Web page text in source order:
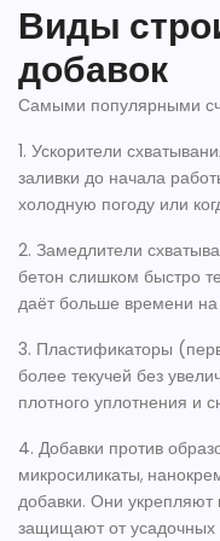
Виды
добавок
Самыми популярными
1. Ускорители
заливки до начала
холодную погоду или
2. Замедлители
бетон слишком быстро
даёт больше времени на
3. Пластификаторы
более текучей без
плотного уплотнения и
4. Добавки против
микросиликаты,
добавки. Они укрепляют
защищают от усадочных